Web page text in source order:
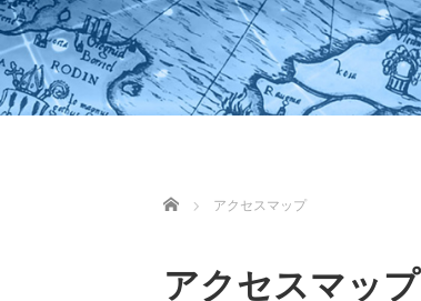
ホーム アクセスマップ
アクセスマップ